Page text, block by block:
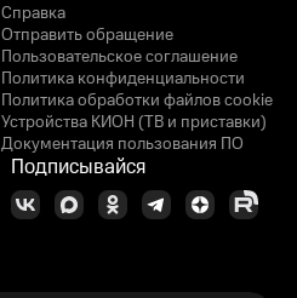
Справка
Отправить обращение
Пользовательское соглашение
Политика конфиденциальности
Политика обработки файлов cookie
Устройства КИОН (ТВ и приставки)
Документация пользования ПО
Подписывайся